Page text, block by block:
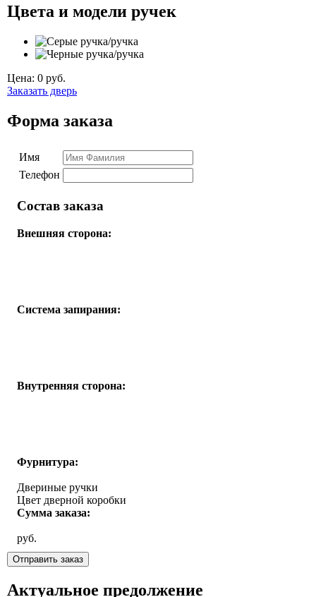
Цвета и модели ручек
Цена: 0 руб.
Заказать дверь
Форма заказа
Имя
Телефон
Состав заказа
Внешняя сторона:
Система запирания:
Внутренняя сторона:
Фурнитура:
Двериные ручки
Цвет дверной коробки
Сумма заказа:
руб.
Актуальное предолжение